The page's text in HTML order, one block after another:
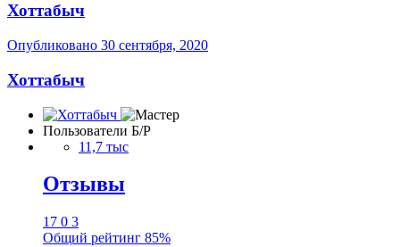
Хоттабыч
Опубликовано 30 сентября, 2020
Хоттабыч
Пользователи Б/Р
11,7 тыс
Отзывы
17 0 3
Общий рейтинг 85%